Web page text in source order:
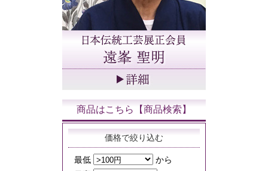
商品はこちら【商品検索】
価格で絞り込む